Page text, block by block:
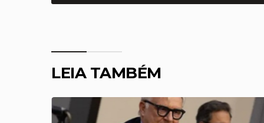
LEIA TAMBÉM